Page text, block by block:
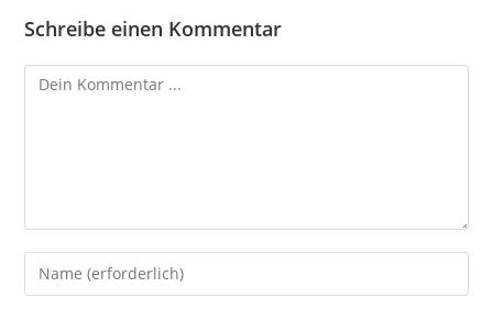
Schreibe einen Kommentar
Kommentieren
Gib
deinen